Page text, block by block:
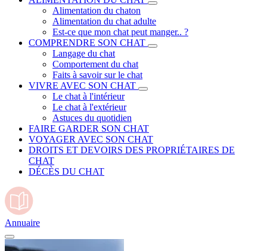
Alimentation du chaton
Alimentation du chat adulte
Est-ce que mon chat peut manger.. ?
COMPRENDRE SON CHAT
Langage du chat
Comportement du chat
Faits à savoir sur le chat
VIVRE AVEC SON CHAT
Le chat à l'intérieur
Le chat à l'extérieur
Astuces du quotidien
FAIRE GARDER SON CHAT
VOYAGER AVEC SON CHAT
DROITS ET DEVOIRS DES PROPRIÉTAIRES DE
CHAT
DÉCÈS DU CHAT
Annuaire